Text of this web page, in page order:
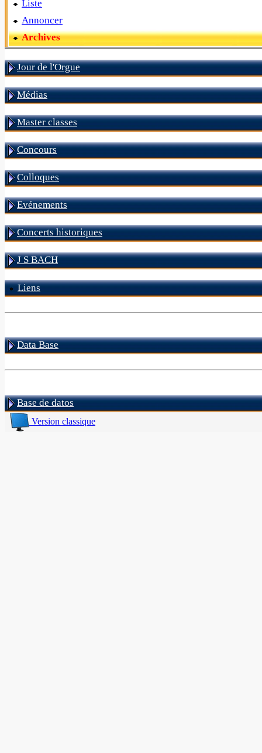
Liste
Annoncer
Archives
Jour de l'Orgue
Médias
Master classes
Concours
Colloques
Evénements
Concerts historiques
J S BACH
Liens
Data Base
Base de datos
Version classique